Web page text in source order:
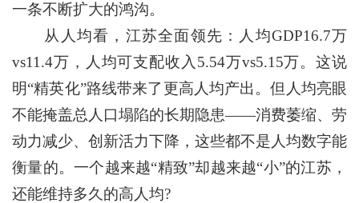
一条不断扩大的鸿沟。
从人均看，江苏全面领先：人均GDP16.7万
vs11.4万，人均可支配收入5.54万vs5.15万。这说
明“精英化”路线带来了更高人均产出。但人均亮眼
不能掩盖总人口塌陷的长期隐患——消费萎缩、劳
动力减少、创新活力下降，这些都不是人均数字能
衡量的。一个越来越“精致”却越来越“小”的江苏，
还能维持多久的高人均?